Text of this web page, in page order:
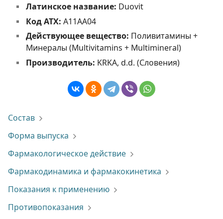
Латинское название: Duovit
Код АТХ: A11AA04
Действующее вещество: Поливитамины +
Минералы (Multivitamins + Multimineral)
Производитель: KRKA, d.d. (Словения)
Состав
Форма выпуска
Фармакологическое действие
Фармакодинамика и фармакокинетика
Показания к применению
Противопоказания